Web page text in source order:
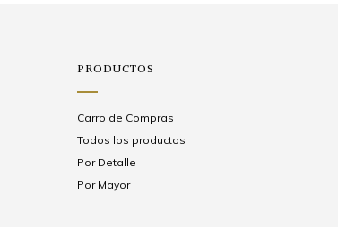
PRODUCTOS
Carro de Compras
Todos los productos
Por Detalle
Por Mayor